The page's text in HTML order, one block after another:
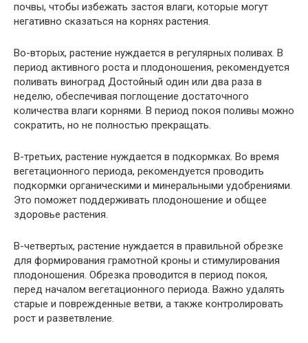
почвы, чтобы избежать застоя влаги, которые могут
негативно сказаться на корнях растения.
Во-вторых, растение нуждается в регулярных поливах. В
период активного роста и плодоношения, рекомендуется
поливать виноград Достойный один или два раза в
неделю, обеспечивая поглощение достаточного
количества влаги корнями. В период покоя поливы можно
сократить, но не полностью прекращать.
В-третьих, растение нуждается в подкормках. Во время
вегетационного периода, рекомендуется проводить
подкормки органическими и минеральными удобрениями.
Это поможет поддерживать плодоношение и общее
здоровье растения.
В-четвертых, растение нуждается в правильной обрезке
для формирования грамотной кроны и стимулирования
плодоношения. Обрезка проводится в период покоя,
перед началом вегетационного периода. Важно удалять
старые и поврежденные ветви, а также контролировать
рост и разветвление.